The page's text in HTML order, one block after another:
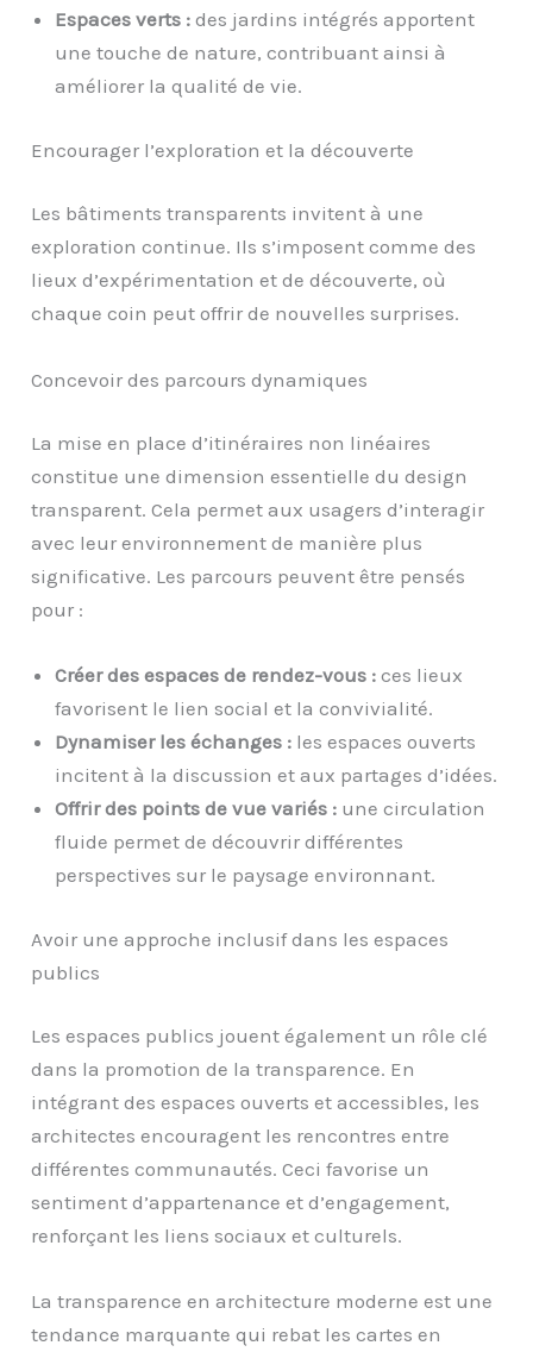
Espaces verts : des jardins intégrés apportent
une touche de nature, contribuant ainsi à
améliorer la qualité de vie.
Encourager l’exploration et la découverte
Les bâtiments transparents invitent à une
exploration continue. Ils s’imposent comme des
lieux d’expérimentation et de découverte, où
chaque coin peut offrir de nouvelles surprises.
Concevoir des parcours dynamiques
La mise en place d’itinéraires non linéaires
constitue une dimension essentielle du design
transparent. Cela permet aux usagers d’interagir
avec leur environnement de manière plus
significative. Les parcours peuvent être pensés
pour :
Créer des espaces de rendez-vous : ces lieux
favorisent le lien social et la convivialité.
Dynamiser les échanges : les espaces ouverts
incitent à la discussion et aux partages d’idées.
Offrir des points de vue variés : une circulation
fluide permet de découvrir différentes
perspectives sur le paysage environnant.
Avoir une approche inclusif dans les espaces
publics
Les espaces publics jouent également un rôle clé
dans la promotion de la transparence. En
intégrant des espaces ouverts et accessibles, les
architectes encouragent les rencontres entre
différentes communautés. Ceci favorise un
sentiment d’appartenance et d’engagement,
renforçant les liens sociaux et culturels.
La transparence en architecture moderne est une
tendance marquante qui rebat les cartes en